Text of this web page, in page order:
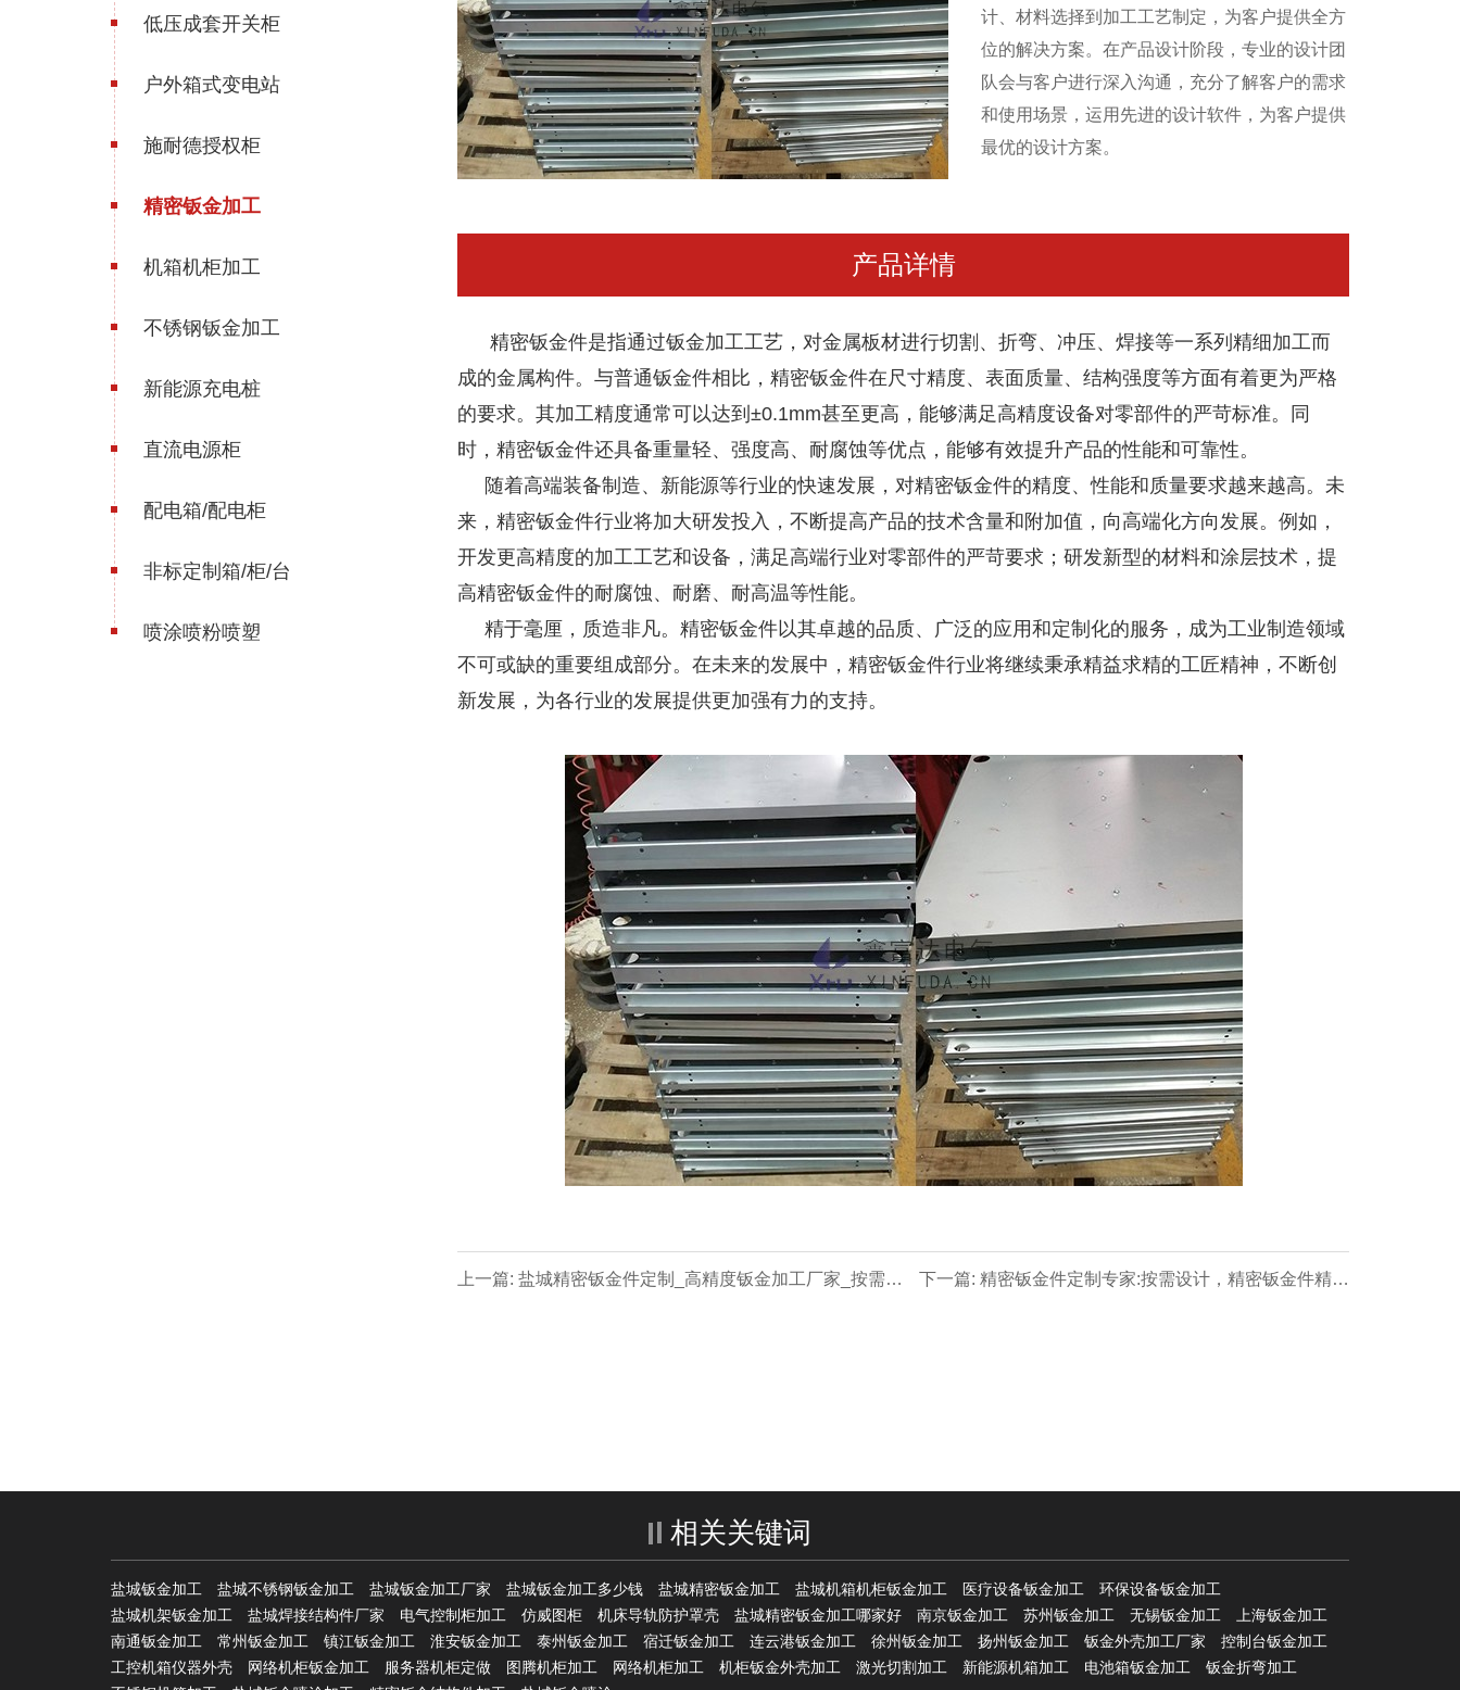
低压成套开关柜
户外箱式变电站
施耐德授权柜
精密钣金加工
机箱机柜加工
不锈钢钣金加工
新能源充电桩
直流电源柜
配电箱/配电柜
非标定制箱/柜/台
喷涂喷粉喷塑
计、材料选择到加工工艺制定，为客户提供全方
位的解决方案。在产品设计阶段，专业的设计团
队会与客户进行深入沟通，充分了解客户的需求
和使用场景，运用先进的设计软件，为客户提供
最优的设计方案。
产品详情
精密钣金件是指通过钣金加工工艺，对金属板材进行切割、折弯、冲压、焊接等一系列精细加工而
成的金属构件。与普通钣金件相比，精密钣金件在尺寸精度、表面质量、结构强度等方面有着更为严格
的要求。其加工精度通常可以达到±0.1mm甚至更高，能够满足高精度设备对零部件的严苛标准。同
时，精密钣金件还具备重量轻、强度高、耐腐蚀等优点，能够有效提升产品的性能和可靠性。
随着高端装备制造、新能源等行业的快速发展，对精密钣金件的精度、性能和质量要求越来越高。未
来，精密钣金件行业将加大研发投入，不断提高产品的技术含量和附加值，向高端化方向发展。例如，
开发更高精度的加工工艺和设备，满足高端行业对零部件的严苛要求；研发新型的材料和涂层技术，提
高精密钣金件的耐腐蚀、耐磨、耐高温等性能。
精于毫厘，质造非凡。精密钣金件以其卓越的品质、广泛的应用和定制化的服务，成为工业制造领域
不可或缺的重要组成部分。在未来的发展中，精密钣金件行业将继续秉承精益求精的工匠精神，不断创
新发展，为各行业的发展提供更加强有力的支持。
上一篇: 盐城精密钣金件定制_高精度钣金加工厂家_按需打
下一篇: 精密钣金件定制专家:按需设计，精密钣金件精准
相关关键词
盐城钣金加工 盐城不锈钢钣金加工 盐城钣金加工厂家 盐城钣金加工多少钱 盐城精密钣金加工 盐城机箱机柜钣金加工 医疗设备钣金加工
环保设备钣金加工
盐城机架钣金加工
盐城焊接结构件厂家 电气控制柜加工 仿威图柜 机床导轨防护罩壳 盐城精密钣金加工哪家好 南京钣金加工 苏州钣金加工 无锡钣金加工
上海钣金加工
南通钣金加工
常州钣金加工 镇江钣金加工 淮安钣金加工 泰州钣金加工 宿迁钣金加工 连云港钣金加工 徐州钣金加工 扬州钣金加工 钣金外壳加工厂家
控制台钣金加工
工控机箱仪器外壳
网络机柜钣金加工 服务器机柜定做 图腾机柜加工 网络机柜加工 机柜钣金外壳加工 激光切割加工 新能源机箱加工 电池箱钣金加工
钣金折弯加工